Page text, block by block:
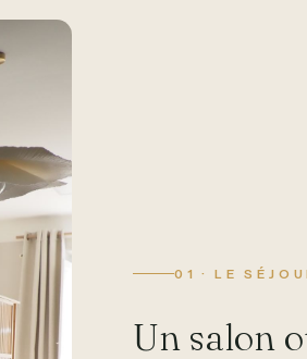
01 · LE
Un salon